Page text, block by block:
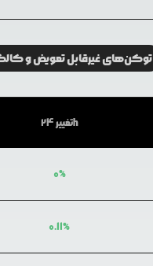
توکن‌های غیرقابل تعویض و
تغییر 24h
0%
0.11%